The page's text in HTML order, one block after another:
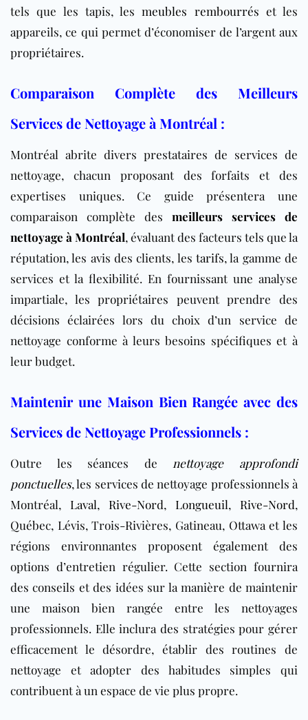
tels que les tapis, lesmeubles rembourrés et les
appareils, ce qui permet d’économiser de l’argent aux
propriétaires.
Comparaison Complète des Meilleurs
Services de Nettoyage à Montréal :
Montréal abrite divers prestataires de services de
nettoyage, chacun proposant des forfaits et des
expertises uniques. Ce guide présentera une
comparaison complète des meilleurs services de
nettoyage à Montréal, évaluant des facteurs tels que la
réputation, les avis des clients, les tarifs, la gamme de
services et la flexibilité. En fournissant une analyse
impartiale, les propriétaires peuvent prendre des
décisions éclairées lors du choix d’un service de
nettoyage conforme à leurs besoins spécifiques et à
leur budget.
Maintenir une Maison Bien Rangée avec des
Services de Nettoyage Professionnels :
Outre les séances de nettoyage approfondi
ponctuelles, les services de nettoyage professionnels à
Montréal, Laval, Rive-Nord, Longueuil, Rive-Nord,
Québec, Lévis, Trois-Rivières, Gatineau, Ottawa et les
régions environnantes proposent également des
options d’entretien régulier. Cette section fournira
des conseils et des idées sur la manière de maintenir
une maison bien rangée entre les nettoyages
professionnels. Elle inclura des stratégies pour gérer
efficacement le désordre, établir des routines de
nettoyage et adopter des habitudes simples qui
contribuent à un espace de vie plus propre.